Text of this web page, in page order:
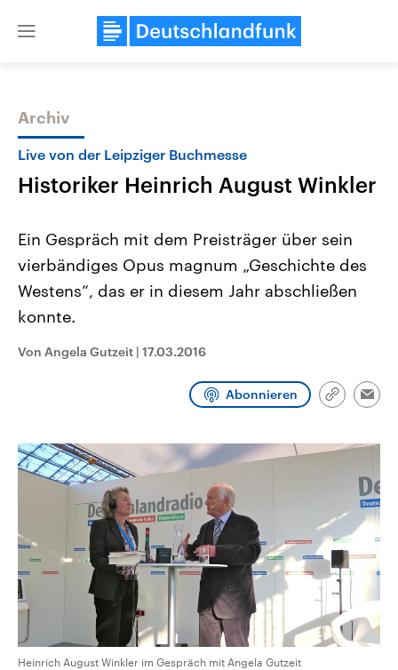
Close
Themen
Landtagswahl Sachsen-Anhalt
2026
Sachsen-Anhalt wählt am 6.
Bundesland von einer Koalition aus
und Hintergründe zu den Parteien
und Kandidaten der anstehenden
Wahl.
den mächtigsten Ländern
mit großem Einfluss auf
aktuelle Weltgeschehen.
Sendungen Programm Podcasts
Audio-Archiv
Archiv
Live von der Leipziger Buchmesse
Historiker Heinrich August Winkler
Ein Gespräch mit dem Preisträger über sein
vierbändiges Opus magnum „Geschichte des
Westens“, das er in diesem Jahr abschließen
konnte.
Von Angela Gutzeit | 17.03.2016
Abonnieren
Link
Heinrich August Winkler im Gespräch mit Angela Gutzeit